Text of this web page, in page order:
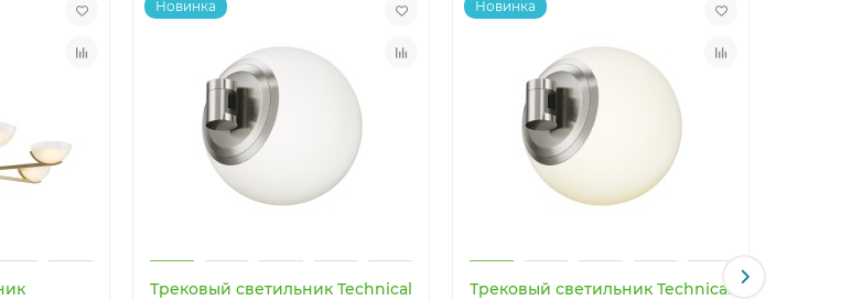
Новинка
Трековый светильник Technical
Новинка
Трековый светильник Technical